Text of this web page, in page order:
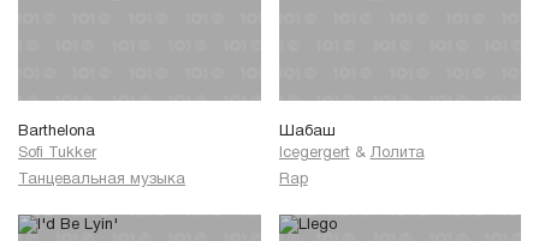
Barthelona
Sofi Tukker
Танцевальная музыка
Шабаш
Icegergert & Лолита
Rap